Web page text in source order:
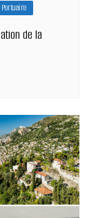
Portuaire
de la